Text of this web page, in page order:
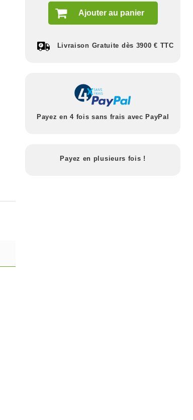
Ajouter au panier
Livraison Gratuite dès 3900 € TTC
Payez en 4 fois sans frais avec PayPal
Payez en plusieurs fois !